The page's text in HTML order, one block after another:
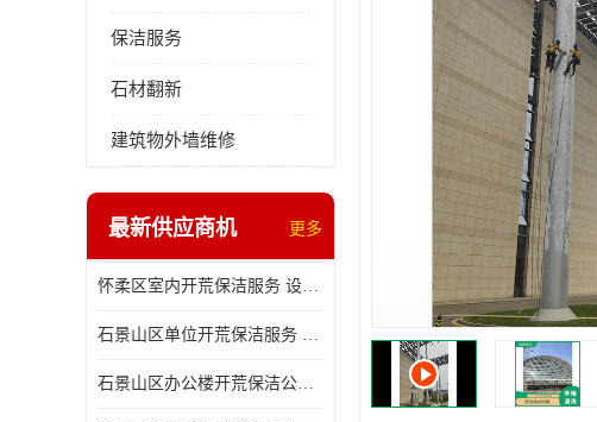
保洁服务
石材翻新
建筑物外墙维修
最新供应商机 更多
怀柔区室内开荒保洁服务 设备多样 减轻日后打理工作
石景山区单位开荒保洁服务 省心省力 便于人员尽快入住
石景山区办公楼开荒保洁公司 设备多样 清洁知识全面